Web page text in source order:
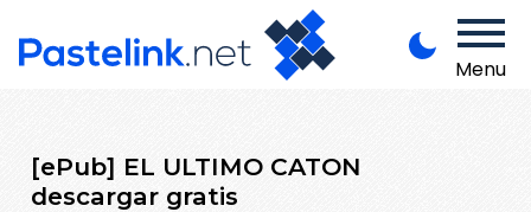
Menu
[ePub] EL ULTIMO CATON
descargar gratis